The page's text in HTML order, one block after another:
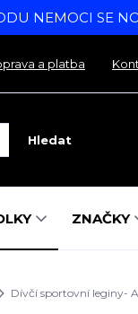
NEMOCI SE
a platba
Hledat
ZNAČKY
Dívčí sportovní leginy-